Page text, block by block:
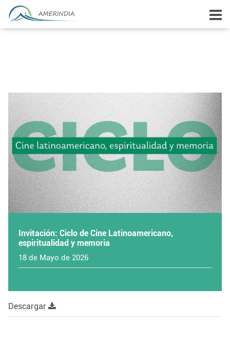
Invitación: Ciclo de Cine Latinoamericano,
espiritualidad y memoria
18 de Mayo de 2026
Descargar